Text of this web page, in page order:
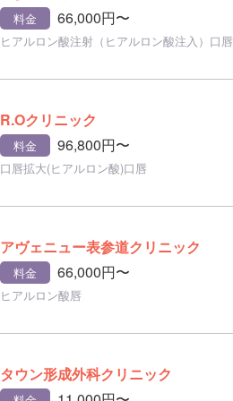
料金 66,000円〜
ヒアルロン酸注射（ヒアルロン酸注入）口唇
R.Oクリニック
料金 96,800円〜
口唇拡大(ヒアルロン酸)口唇
アヴェニュー表参道クリニック
料金 66,000円〜
ヒアルロン酸唇
タウン形成外科クリニック